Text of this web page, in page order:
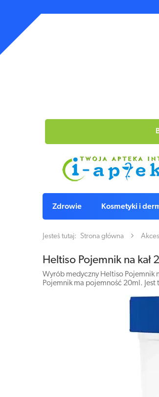
Zdrowie Kosmetyki i
Jesteś tutaj: Strona główna
Heltiso Pojemnik na kał
Wyrób medyczny Heltiso Pojemnik
Pojemnik ma pojemność 20ml. Jest